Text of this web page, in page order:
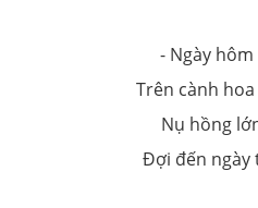
- Ngày
Trên cành
Nụ hồng
Đợi đến ngày